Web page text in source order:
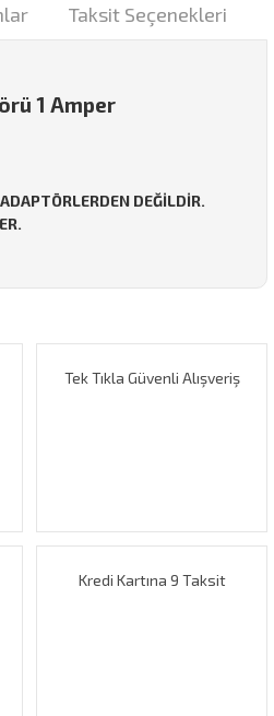
Taksit Seçenekleri
1 Amper
DEĞİLDİR.
ederiz.
Tek Tıkla Güvenli Alışveriş
Kredi Kartına 9 Taksit